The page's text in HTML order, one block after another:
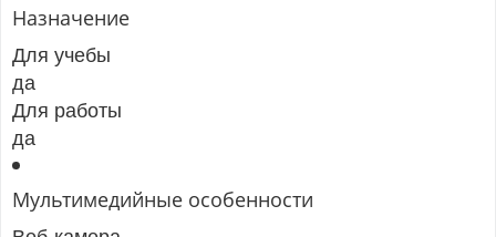
Назначение
Для учебы
да
Для работы
да
Мультимедийные особенности